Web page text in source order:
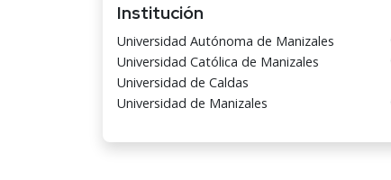
Institución
Universidad Autónoma de Manizales
Universidad Católica de Manizales
Universidad de Caldas
Universidad de Manizales